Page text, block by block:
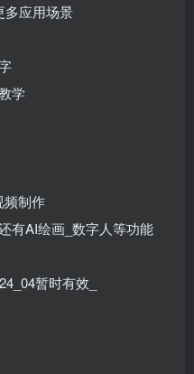
多应用场景
学
频制作
有AI绘画_数字人等功能
暂时有效_